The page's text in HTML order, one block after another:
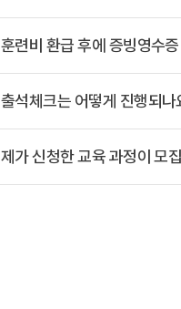
훈련비 환급 후에 증빙영수
출석체크는 어떻게 진행되나
제가 신청한 교육 과정이 모